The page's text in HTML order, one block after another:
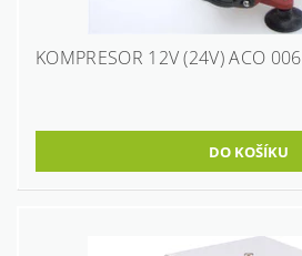
KOMPRESOR 12V (24V) ACO 006